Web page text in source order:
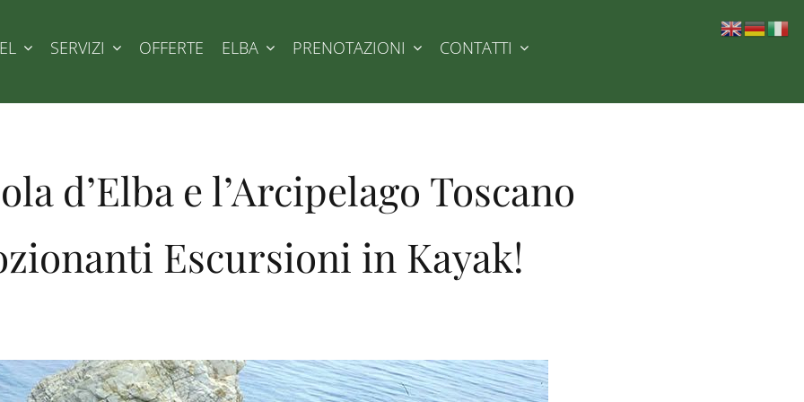
SERVIZI OFFERTE ELBA PRENOTAZIONI CONTATTI
d’Elba e l’Arcipelago Toscano
Escursioni in Kayak!